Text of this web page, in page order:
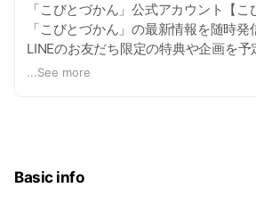
「こびとづかん」公式アカウント【こ
「こびとづかん」の最新情報を随時発
LINEのお友だち限定の特典や企画を
フォローしてお待ちください。
...See more
Basic info